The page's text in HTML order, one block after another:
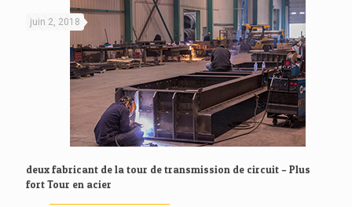
juin 2, 2018
deux fabricant de la tour de transmission de circuit – Plus
fort Tour en acier